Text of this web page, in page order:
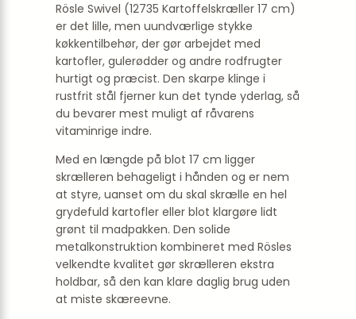
Rösle Swivel (12735 Kartoffelskræller 17 cm)
er det lille, men uundværlige stykke
køkkentilbehør, der gør arbejdet med
kartofler, gulerødder og andre rodfrugter
hurtigt og præcist. Den skarpe klinge i
rustfrit stål fjerner kun det tynde yderlag, så
du bevarer mest muligt af råvarens
vitaminrige indre.
Med en længde på blot 17 cm ligger
skrælleren behageligt i hånden og er nem
at styre, uanset om du skal skrælle en hel
grydefuld kartofler eller blot klargøre lidt
grønt til madpakken. Den solide
metalkonstruktion kombineret med Rösles
velkendte kvalitet gør skrælleren ekstra
holdbar, så den kan klare daglig brug uden
at miste skæreevne.